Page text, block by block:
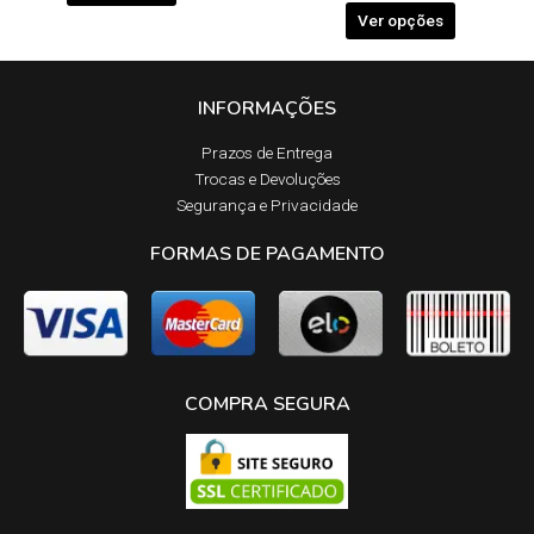
Ver opções
INFORMAÇÕES
Prazos de Entrega​
Trocas e Devoluções​
Segurança e Privacidade
FORMAS DE PAGAMENTO
COMPRA SEGURA